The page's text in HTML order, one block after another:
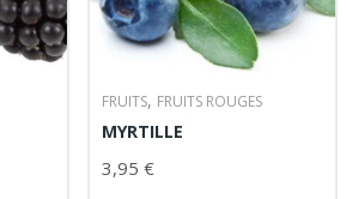
FRUITS, FRUITS ROUGES
MYRTILLE
3,95 €
AJOUTER AU PANIER